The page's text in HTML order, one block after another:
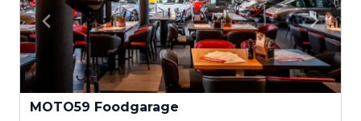
MOTO59 Foodgarage